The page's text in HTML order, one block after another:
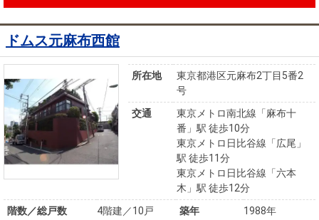
ドムス元麻布西館
所在地
東京都港区元麻布2丁目5番2
号
交通
東京メトロ南北線「麻布十
番」駅 徒歩10分
東京メトロ日比谷線「広尾」
駅 徒歩11分
東京メトロ日比谷線「六本
木」駅 徒歩12分
階数／総戸数
4階建／10戸 築年 1988年